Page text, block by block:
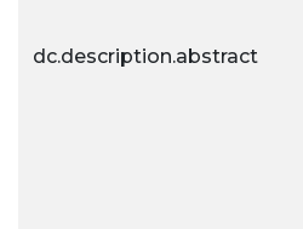
dc.description.abstract